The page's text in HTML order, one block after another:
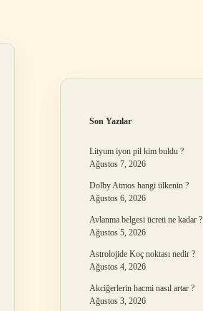
Son Yazılar
Lityum iyon pil kim buldu ?
Ağustos 7, 2026
Dolby Atmos hangi ülkenin ?
Ağustos 6, 2026
Avlanma belgesi ücreti ne kadar ?
Ağustos 5, 2026
Astrolojide Koç noktası nedir ?
Ağustos 4, 2026
Akciğerlerin hacmi nasıl artar ?
Ağustos 3, 2026